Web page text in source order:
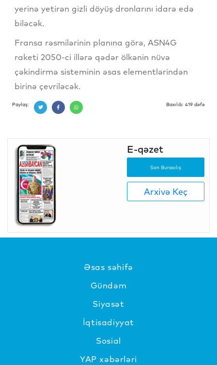
yerinə yetirən gizli döyüş dronlarını idarə edə
biləcək.
Fransa rəsmilərinin planına görə, ASN4G
raketi 2050-ci illərə qədər ölkənin nüvə
çəkindirmə sisteminin əsas elementlərindən
birinə çevriləcək.
Paylaş: Baxılıb: 419 dəfə
E-qəzet
Son Buraxılış
Arxivə Keç
Əsas səhifə
Gündəm
Siyasət
İqtisadiyyat
Sosial
YAP xəbərləri